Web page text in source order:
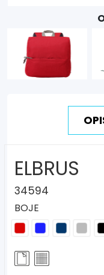
ELBRUS
34594
BOJE